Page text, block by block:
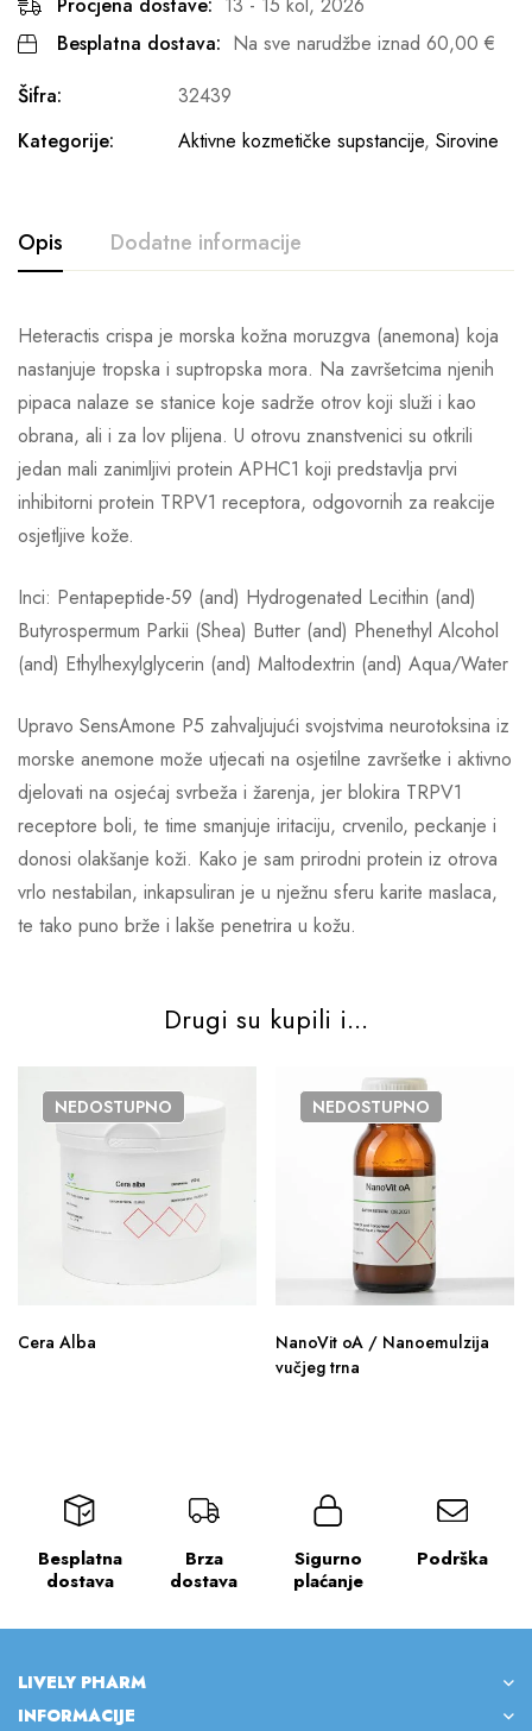
Besplatna dostava: Na sve narudžbe iznad 60,00 €
Šifra:
32439
Kategorije:
Aktivne kozmetičke supstancije, Sirovine
Opis Dodatne informacije
Heteractis crispa je morska kožna moruzgva (anemona) koja
nastanjuje tropska i suptropska mora. Na završetcima njenih
pipaca nalaze se stanice koje sadrže otrov koji služi i kao
obrana, ali i za lov plijena. U otrovu znanstvenici su otkrili
jedan mali zanimljivi protein APHC1 koji predstavlja prvi
inhibitorni protein TRPV1 receptora, odgovornih za reakcije
osjetljive kože.
Inci: Pentapeptide-59 (and) Hydrogenated Lecithin (and)
Butyrospermum Parkii (Shea) Butter (and) Phenethyl Alcohol
(and) Ethylhexylglycerin (and) Maltodextrin (and) Aqua/Water
Upravo SensAmone P5 zahvaljujući svojstvima neurotoksina iz
morske anemone može utjecati na osjetilne završetke i aktivno
djelovati na osjećaj svrbeža i žarenja, jer blokira TRPV1
receptore boli, te time smanjuje iritaciju, crvenilo, peckanje i
donosi olakšanje koži. Kako je sam prirodni protein iz otrova
vrlo nestabilan, inkapsuliran je u nježnu sferu karite maslaca,
te tako puno brže i lakše penetrira u kožu.
Drugi su kupili i...
NEDOSTUPNO
Cera Alba
NEDOSTUPNO
NanoVit oA / Nanoemulzija
vučjeg trna
Besplatna
dostava
Brza
dostava
Sigurno
plaćanje
Podrška
LIVELY PHARM
INFORMACIJE